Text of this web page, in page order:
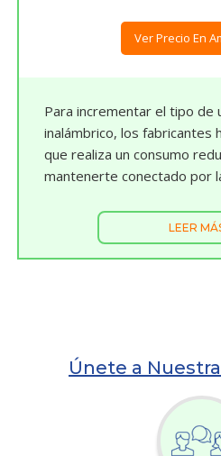
Ver Precio En
Para incrementar el tipo de
inalámbrico, los fabricantes
que realiza un consumo
mantenerte conectado por
LEER
Únete a